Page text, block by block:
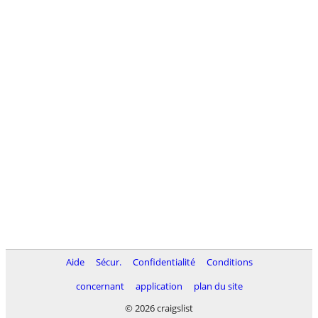
Aide Sécur. Confidentialité
Conditions
concernant
application
plan du site
© 2026 craigslist